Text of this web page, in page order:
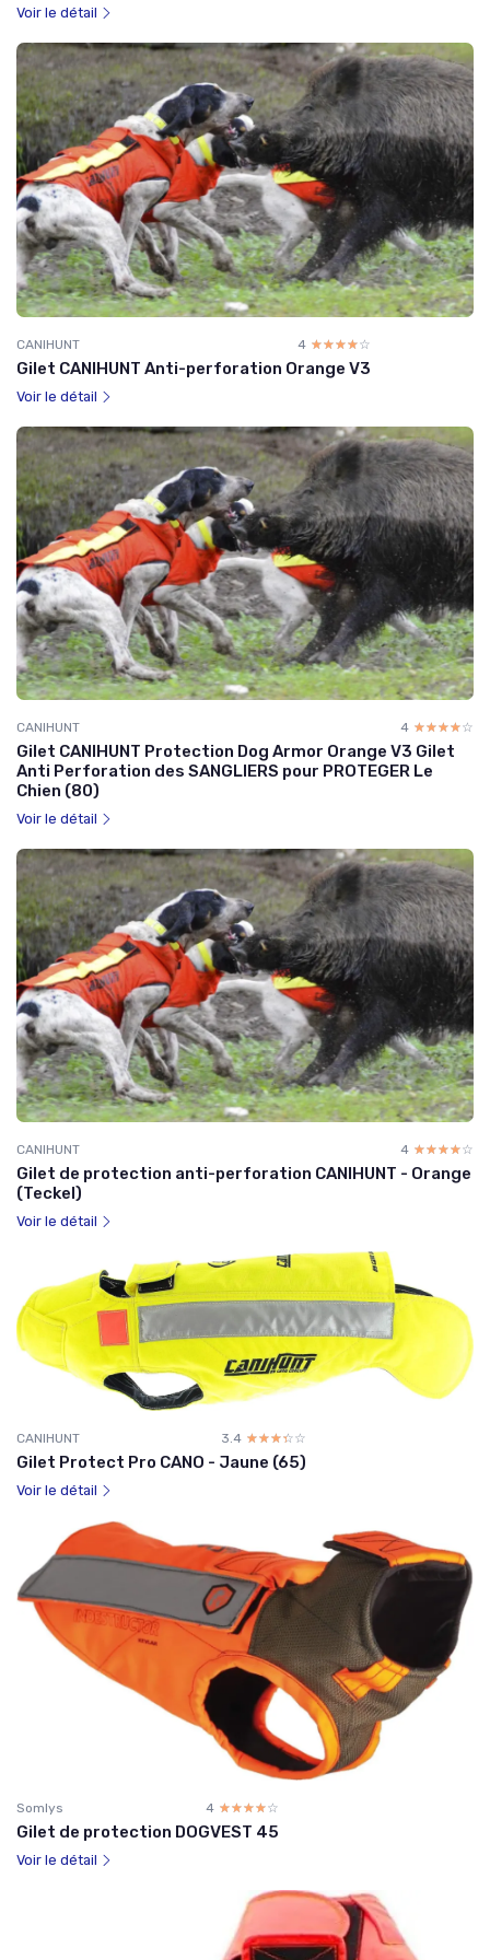
Voir le détail
CANIHUNT 4 ☆☆☆☆☆
★★★★★
Gilet CANIHUNT Anti-perforation Orange V3
Voir le détail
CANIHUNT 4 ☆☆☆☆☆
★★★★★
Gilet CANIHUNT Protection Dog Armor Orange V3 Gilet
Anti Perforation des SANGLIERS pour PROTEGER Le
Chien (80)
Voir le détail
CANIHUNT 4 ☆☆☆☆☆
★★★★★
Gilet de protection anti-perforation CANIHUNT - Orange
(Teckel)
Voir le détail
CANIHUNT 3.4 ☆☆☆☆☆
★★★★★
Gilet Protect Pro CANO - Jaune (65)
Voir le détail
Somlys 4 ☆☆☆☆☆
★★★★★
Gilet de protection DOGVEST 45
Voir le détail